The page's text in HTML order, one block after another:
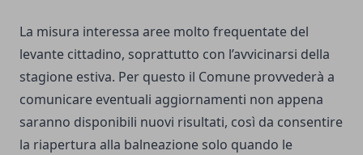
La misura interessa aree molto frequentate del
levante cittadino, soprattutto con l’avvicinarsi della
stagione estiva. Per questo il Comune provvederà a
comunicare eventuali aggiornamenti non appena
saranno disponibili nuovi risultati, così da consentire
la riapertura alla balneazione solo quando le